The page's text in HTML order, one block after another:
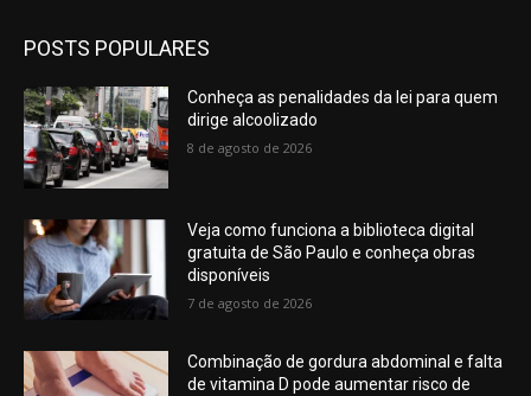
POSTS POPULARES
Conheça as penalidades da lei para quem
dirige alcoolizado
8 de agosto de 2026
Veja como funciona a biblioteca digital
gratuita de São Paulo e conheça obras
disponíveis
7 de agosto de 2026
Combinação de gordura abdominal e falta
de vitamina D pode aumentar risco de